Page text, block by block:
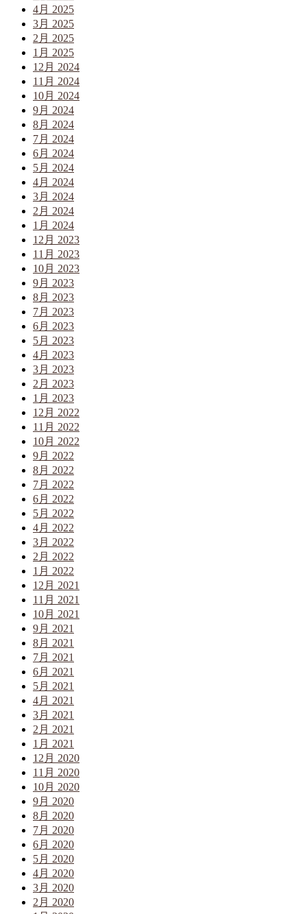
4月 2025
3月 2025
2月 2025
1月 2025
12月 2024
11月 2024
10月 2024
9月 2024
8月 2024
7月 2024
6月 2024
5月 2024
4月 2024
3月 2024
2月 2024
1月 2024
12月 2023
11月 2023
10月 2023
9月 2023
8月 2023
7月 2023
6月 2023
5月 2023
4月 2023
3月 2023
2月 2023
1月 2023
12月 2022
11月 2022
10月 2022
9月 2022
8月 2022
7月 2022
6月 2022
5月 2022
4月 2022
3月 2022
2月 2022
1月 2022
12月 2021
11月 2021
10月 2021
9月 2021
8月 2021
7月 2021
6月 2021
5月 2021
4月 2021
3月 2021
2月 2021
1月 2021
12月 2020
11月 2020
10月 2020
9月 2020
8月 2020
7月 2020
6月 2020
5月 2020
4月 2020
3月 2020
2月 2020